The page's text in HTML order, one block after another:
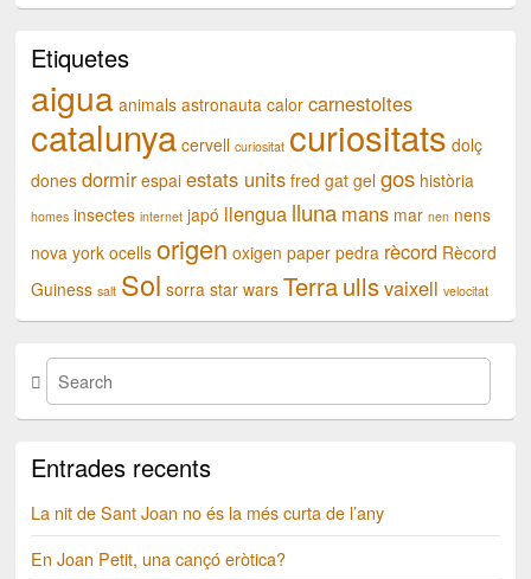
Etiquetes
aigua animals astronauta calor carnestoltes
catalunya cervell curiositat curiositats dolç
dones dormir espai estats units fred gat gel gos història
homes insectes internet japó llengua lluna mans mar nen nens
nova york ocells origen oxigen paper pedra rècord Rècord
Guiness salt Sol sorra star wars Terraullsvaixell velocitat
Entrades recents
La nit de Sant Joan no és la més curta de l’any
En Joan Petit, una cançó eròtica?